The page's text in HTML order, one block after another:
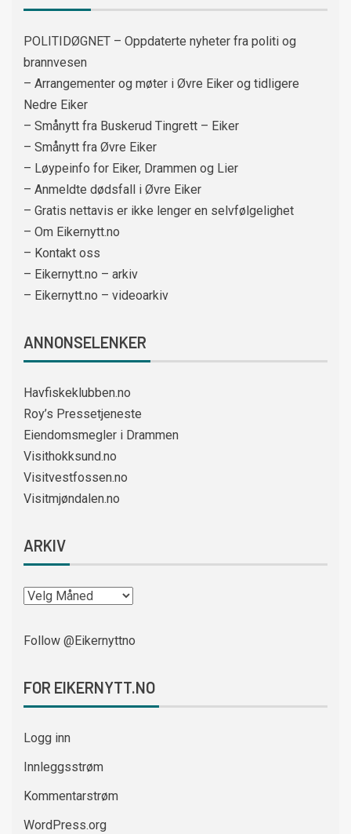
POLITIDØGNET – Oppdaterte nyheter fra politi og
brannvesen
– Arrangementer og møter i Øvre Eiker og tidligere
Nedre Eiker
– Smånytt fra Buskerud Tingrett – Eiker
– Smånytt fra Øvre Eiker
– Løypeinfo for Eiker, Drammen og Lier
– Anmeldte dødsfall i Øvre Eiker
– Gratis nettavis er ikke lenger en selvfølgelighet
– Om Eikernytt.no
– Kontakt oss
– Eikernytt.no – arkiv
– Eikernytt.no – videoarkiv
ANNONSELENKER
Havfiskeklubben.no
Roy’s Pressetjeneste
Eiendomsmegler i Drammen
Visithokksund.no
Visitvestfossen.no
Visitmjøndalen.no
ARKIV
Follow @Eikernyttno
FOR EIKERNYTT.NO
Logg inn
Innleggsstrøm
Kommentarstrøm
WordPress.org